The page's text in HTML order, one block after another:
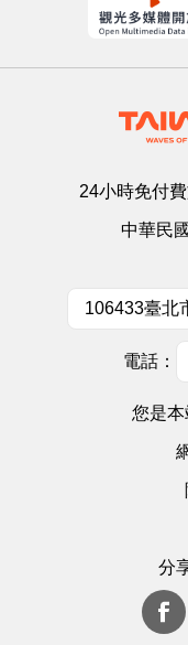
24小時免付
中華民
106433臺北
電話：
您是本
分